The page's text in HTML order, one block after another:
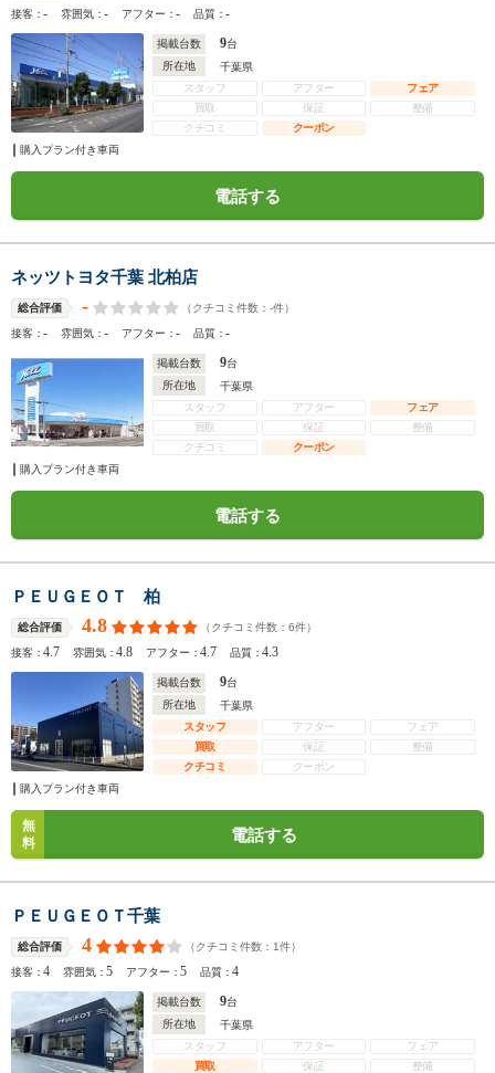
接客：- 雰囲気：- アフター：- 品質：-
掲載台数 9台
所在地
千葉県
スタッフ
アフター
フェア
買取
保証
整備
クチコミ
クーポン
購入プラン付き車両
電話する
ネッツトヨタ千葉 北柏店
総合評価 - （クチコミ件数： -件）
接客：- 雰囲気：- アフター：- 品質：-
掲載台数 9台
所在地
千葉県
スタッフ
アフター
フェア
買取
保証
整備
クチコミ
クーポン
購入プラン付き車両
電話する
ＰＥＵＧＥＯＴ 柏
総合評価 4.8 （クチコミ件数： 6件）
接客：4.7 雰囲気：4.8 アフター：4.7 品質：4.3
掲載台数 9台
所在地
千葉県
スタッフ
アフター
フェア
買取
保証
整備
クチコミ
クーポン
購入プラン付き車両
無
料
電話する
ＰＥＵＧＥＯＴ千葉
総合評価 4 （クチコミ件数： 1件）
接客：4 雰囲気：5 アフター：5 品質：4
掲載台数 9台
所在地
千葉県
スタッフ
アフター
フェア
買取
保証
整備